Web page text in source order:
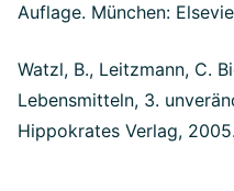
Auflage. München:
Watzl, B., Leitzmann, C.
Lebensmitteln, 3.
Hippokrates Verlag, 2005.